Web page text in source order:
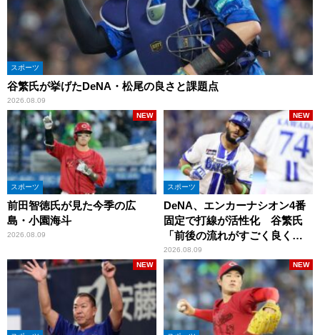
スポーツ
谷繁氏が挙げたDeNA・松尾の良さと課題点
2026.08.09
スポーツ
前田智徳氏が見た今季の広
島・小園海斗
2026.08.09
NEW
スポーツ
DeNA、エンカーナシオン4番
固定で打線が活性化 谷繁氏
「前後の流れがすごく良くな
りましたね」
2026.08.09
NEW
NEW NEW